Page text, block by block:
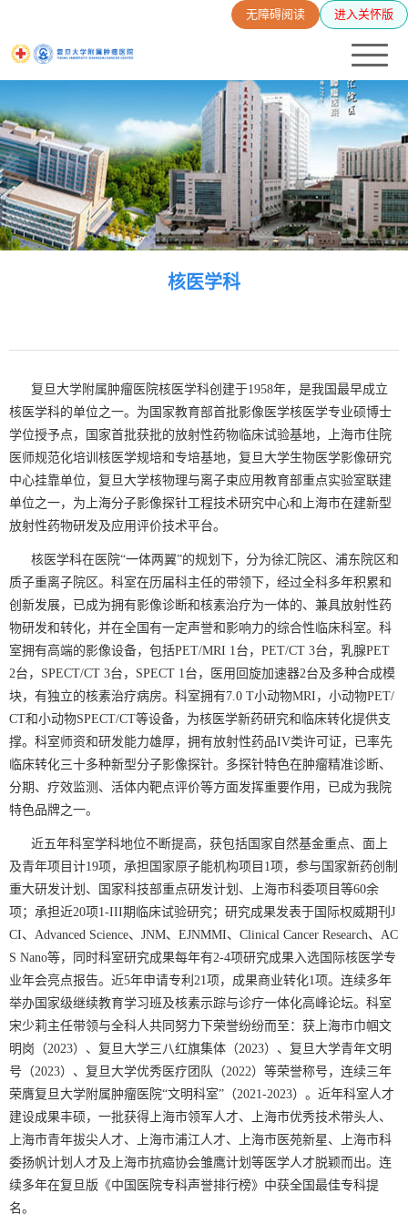
无障碍阅读 进入关怀版
核医学科
复旦大学附属肿瘤医院核医学科创建于1958年，是我国最早成立
核医学科的单位之一。为国家教育部首批影像医学核医学专业硕博士
学位授予点，国家首批获批的放射性药物临床试验基地，上海市住院
医师规范化培训核医学规培和专培基地，复旦大学生物医学影像研究
中心挂靠单位，复旦大学核物理与离子束应用教育部重点实验室联建
单位之一，为上海分子影像探针工程技术研究中心和上海市在建新型
放射性药物研发及应用评价技术平台。
核医学科在医院“一体两翼”的规划下，分为徐汇院区、浦东院区和
质子重离子院区。科室在历届科主任的带领下，经过全科多年积累和
创新发展，已成为拥有影像诊断和核素治疗为一体的、兼具放射性药
物研发和转化，并在全国有一定声誉和影响力的综合性临床科室。科
室拥有高端的影像设备，包括PET/MRI 1台，PET/CT 3台，乳腺PET
2台，SPECT/CT 3台，SPECT 1台，医用回旋加速器2台及多种合成模
块，有独立的核素治疗病房。科室拥有7.0 T小动物MRI，小动物PET/
CT和小动物SPECT/CT等设备，为核医学新药研究和临床转化提供支
撑。科室师资和研发能力雄厚，拥有放射性药品IV类许可证，已率先
临床转化三十多种新型分子影像探针。多探针特色在肿瘤精准诊断、
分期、疗效监测、活体内靶点评价等方面发挥重要作用，已成为我院
特色品牌之一。
近五年科室学科地位不断提高，获包括国家自然基金重点、面上
及青年项目计19项，承担国家原子能机构项目1项，参与国家新药创制
重大研发计划、国家科技部重点研发计划、上海市科委项目等60余
项；承担近20项1-III期临床试验研究；研究成果发表于国际权威期刊J
CI、Advanced Science、JNM、EJNMMI、Clinical Cancer Research、AC
S Nano等，同时科室研究成果每年有2-4项研究成果入选国际核医学专
业年会亮点报告。近5年申请专利21项，成果商业转化1项。连续多年
举办国家级继续教育学习班及核素示踪与诊疗一体化高峰论坛。科室
宋少莉主任带领与全科人共同努力下荣誉纷纷而至：获上海市巾帼文
明岗（2023）、复旦大学三八红旗集体（2023）、复旦大学青年文明
号（2023）、复旦大学优秀医疗团队（2022）等荣誉称号，连续三年
荣膺复旦大学附属肿瘤医院“文明科室”（2021-2023）。近年科室人才
建设成果丰硕，一批获得上海市领军人才、上海市优秀技术带头人、
上海市青年拔尖人才、上海市浦江人才、上海市医苑新星、上海市科
委扬帆计划人才及上海市抗癌协会雏鹰计划等医学人才脱颖而出。连
续多年在复旦版《中国医院专科声誉排行榜》中获全国最佳专科提
名。